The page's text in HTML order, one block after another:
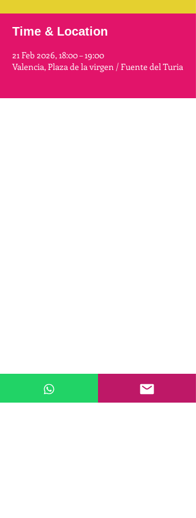
Time & Location
21 Feb 2026, 18:00 – 19:00
Valencia, Plaza de la virgen / Fuente del Turia